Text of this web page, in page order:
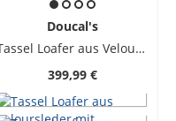
Doucal's
Tassel Loafer aus Veloursleder mit Quasten
399,99 €